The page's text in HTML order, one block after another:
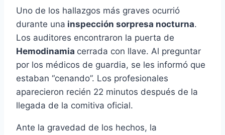
Uno de los hallazgos más graves ocurrió
durante una inspección sorpresa nocturna.
Los auditores encontraron la puerta de
Hemodinamia cerrada con llave. Al preguntar
por los médicos de guardia, se les informó que
estaban “cenando”. Los profesionales
aparecieron recién 22 minutos después de la
llegada de la comitiva oficial.
Ante la gravedad de los hechos, la